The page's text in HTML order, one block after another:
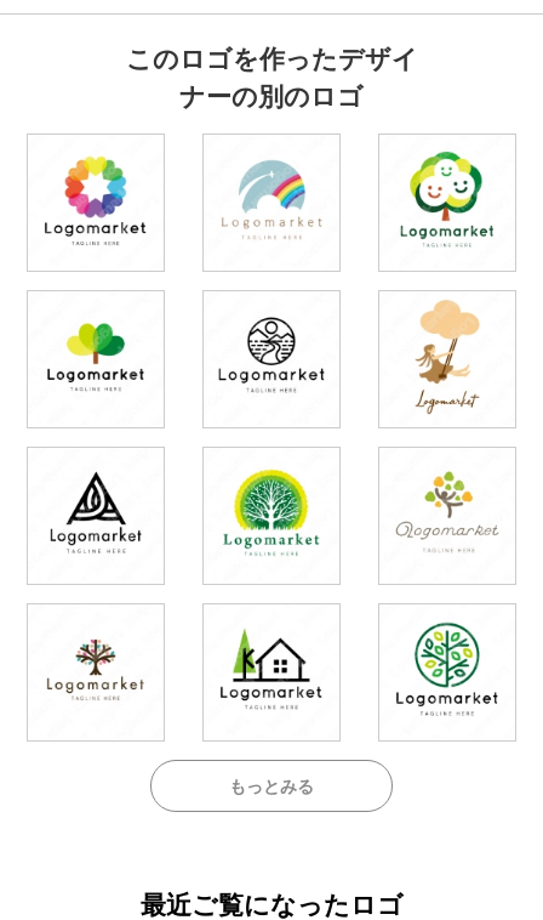
このロゴを作ったデザイ
ナーの別のロゴ
もっとみる
最近ご覧になったロゴ